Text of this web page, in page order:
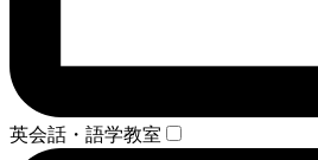
英会話・語学教室